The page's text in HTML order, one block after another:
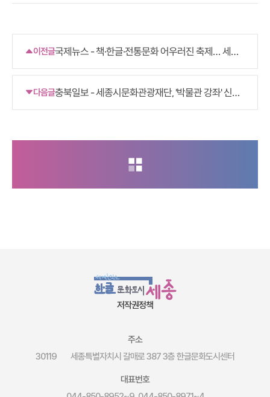
이전글국제뉴스 - 책·한글·전통문화 어우러진 축제… 세종
다음글충북일보 - 세종시문화관광재단, '박물관 강좌' 신규
저작권정책
주소
30119 세종특별자치시 갈매로 387 3층 한글문화도시센터
대표번호